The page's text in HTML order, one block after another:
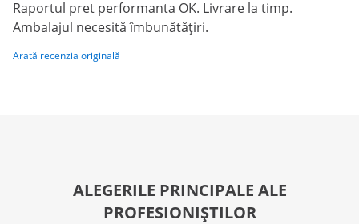
Raportul pret performanta OK. Livrare la timp.
Ambalajul necesită îmbunătățiri.
Arată recenzia originală
ALEGERILE PRINCIPALE ALE
PROFESIONIȘTILOR